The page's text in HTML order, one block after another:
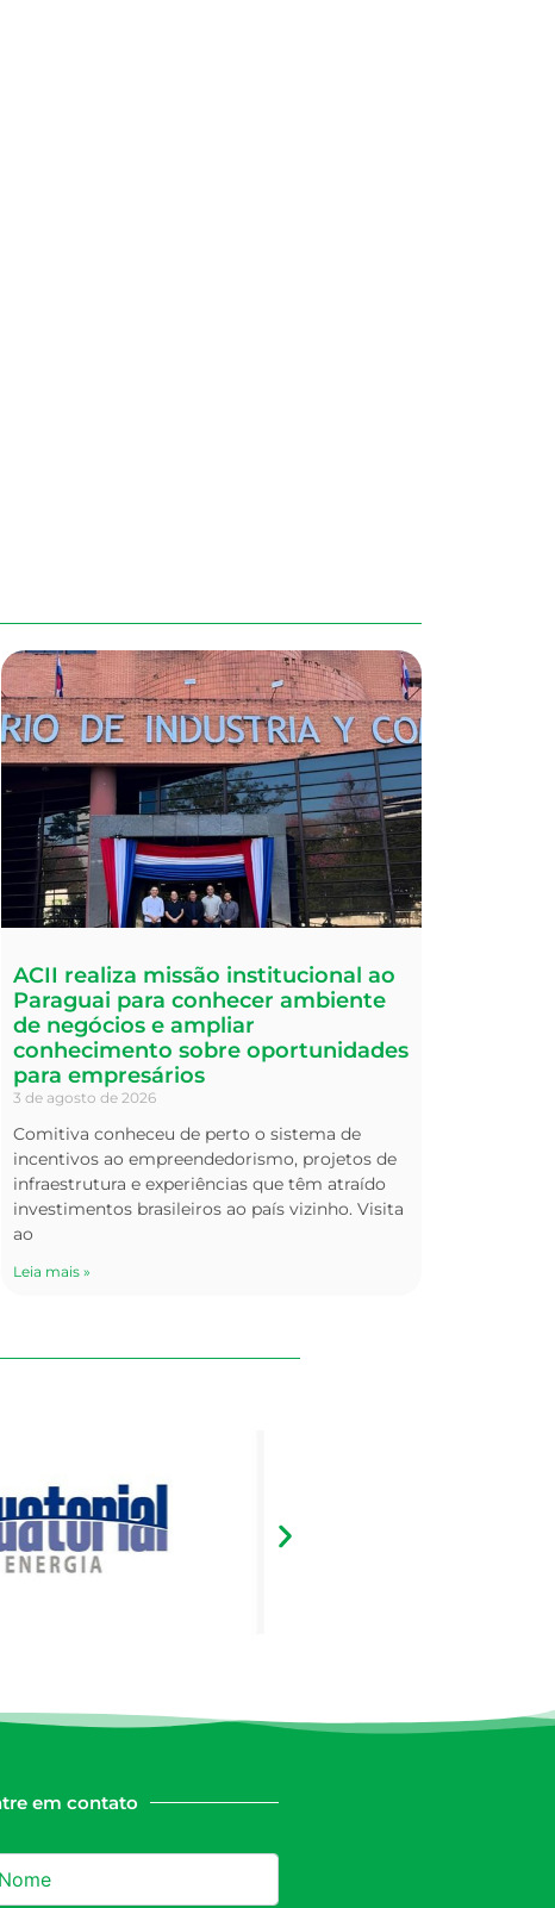
ACII realiza missão institucional ao
Paraguai para conhecer ambiente
de negócios e ampliar
conhecimento sobre oportunidades
para empresários
3 de agosto de 2026
Comitiva conheceu de perto o sistema de
incentivos ao empreendedorismo, projetos de
infraestrutura e experiências que têm atraído
investimentos brasileiros ao país vizinho. Visita
ao
Leia mais »
em contato